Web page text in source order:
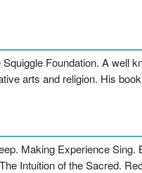
Foundation. A well
arts and religion. His
Making Experience
Intuition of the Sacred.